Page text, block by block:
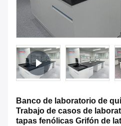
Banco de laboratorio de
Trabajo de casos de
tapas fenólicas Grifón de